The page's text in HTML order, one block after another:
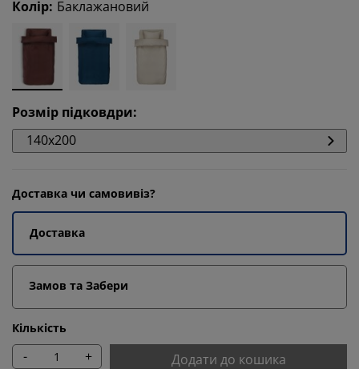
Колір: Баклажановий
Розмір підковдри:
140x200
Доставка чи самовивіз?
Доставка
Замов та Забери
Кількість
- + Додати до кошика